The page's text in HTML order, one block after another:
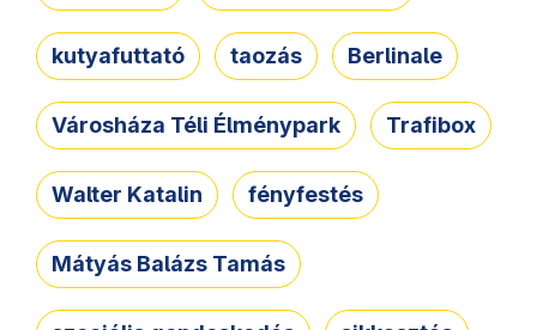
kutyafuttató taozás Berlinale
Városháza Téli Élménypark Trafibox
Walter Katalin fényfestés
Mátyás Balázs Tamás